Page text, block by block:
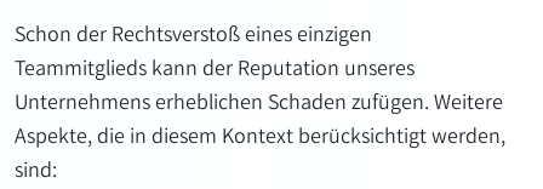
Schon der Rechtsverstoß eines einzigen
Teammitglieds kann der Reputation unseres
Unternehmens erheblichen Schaden zufügen. Weitere
Aspekte, die in diesem Kontext berücksichtigt werden,
sind: